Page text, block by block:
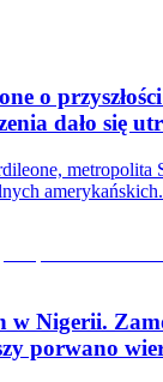
o
dało się
metropolita
w Nigerii.
porwano